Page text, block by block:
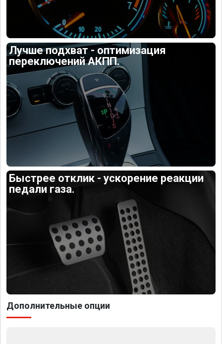
Лучше подхват - оптимизация
переключений АКПП.
Быстрее отклик - ускорение реакции
педали газа.
Дополнительные опции